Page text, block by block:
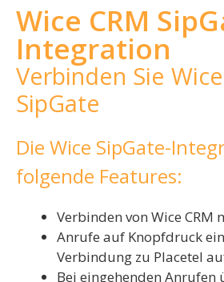
Wice CRM
Integration
Verbinden Sie
SipGate
Die Wice SipGate-
folgende Features:
Verbinden von Wice CRM
Anrufe auf Knopfdruck
Verbindung zu Placetel
Bei eingehenden